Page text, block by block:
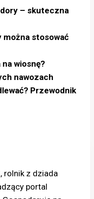
– skuteczna
można stosować
wiosnę?
nawozach
Przewodnik
rolnik z dziada
portal